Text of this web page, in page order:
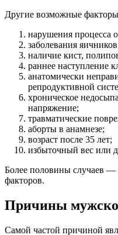
Другие возможные
нарушения процесса
заболевания
наличие кист,
раннее наступление
анатомически
репродуктивной
хроническое
напряжение;
травматические
аборты в анамнезе;
возраст после 35 лет;
избыточный вес или
Более половины случаев —
факторов.
Причины
Самой частой причиной